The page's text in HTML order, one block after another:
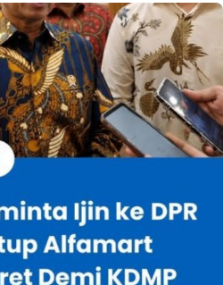
Meluruskan Hoaks Penutupan
Sekadar Retorika “Asal
Menakar Potensi
dan Inefisiensi
Ritel Pedesaan
Kerja dan Investasi Riil